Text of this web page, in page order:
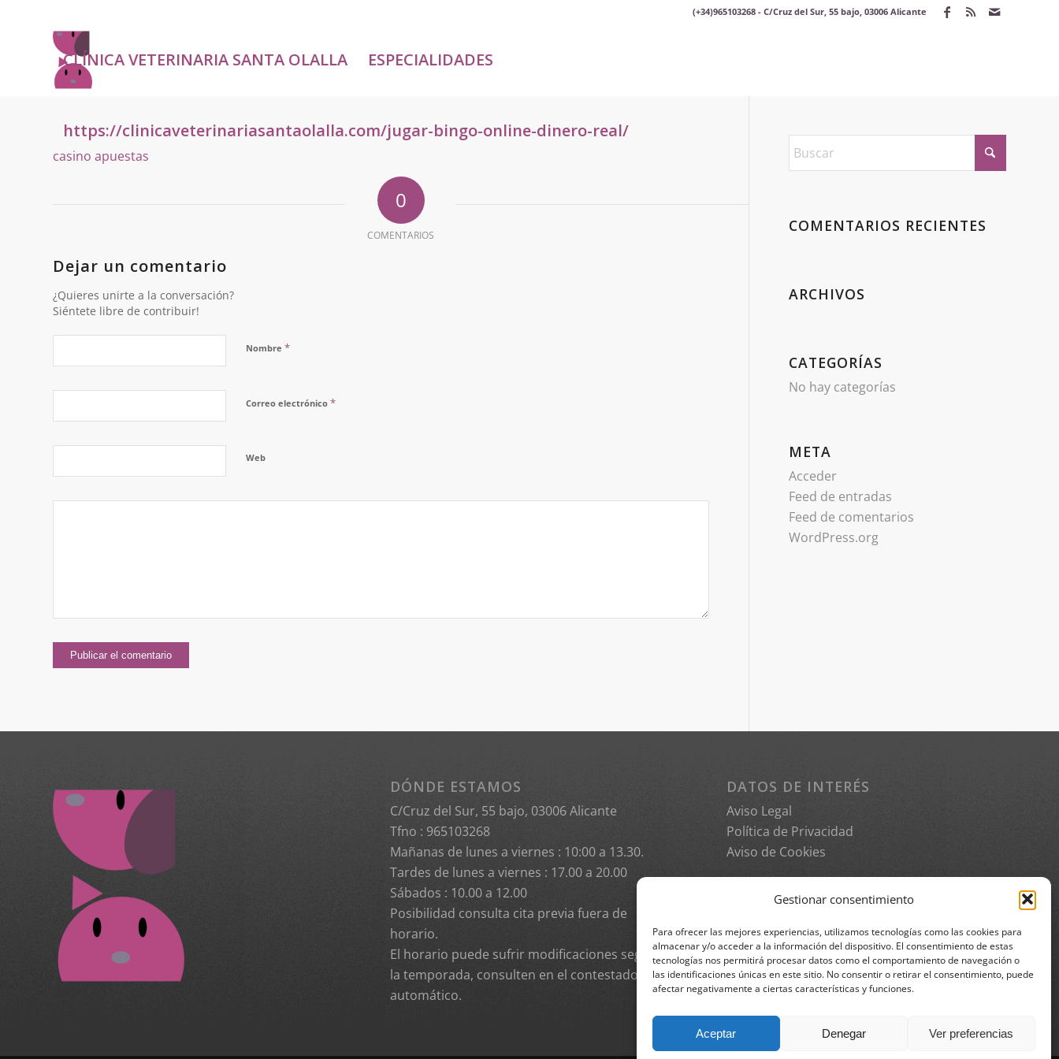
Gestionar consentimiento
Para ofrecer las mejores experiencias, utilizamos tecnologías como las cookies para
almacenar y/o acceder a la información del dispositivo. El consentimiento de estas
tecnologías nos permitirá procesar datos como el comportamiento de navegación o
las identificaciones únicas en este sitio. No consentir o retirar el consentimiento, puede
afectar negativamente a ciertas características y funciones.
Aceptar Denegar Ver preferencias
(+34)965103268 - C/Cruz del Sur, 55 bajo, 03006 Alicante
CLÍNICA VETERINARIA SANTA OLALLA ESPECIALIDADES
https://clinicaveterinariasantaolalla.com/jugar-bingo-online-dinero-real/
casino apuestas
0
COMENTARIOS
Dejar un comentario
¿Quieres unirte a la conversación?
Siéntete libre de contribuir!
Nombre *
Correo electrónico *
Web
COMENTARIOS RECIENTES
ARCHIVOS
CATEGORÍAS
No hay categorías
META
Acceder
Feed de entradas
Feed de comentarios
WordPress.org
DÓNDE ESTAMOS
C/Cruz del Sur, 55 bajo, 03006 Alicante
Tfno : 965103268
Mañanas de lunes a viernes : 10:00 a 13.30.
Tardes de lunes a viernes : 17.00 a 20.00
Sábados : 10.00 a 12.00
Posibilidad consulta cita previa fuera de
horario.
El horario puede sufrir modificaciones según
la temporada, consulten en el contestador
automático.
DATOS DE INTERÉS
Aviso Legal
Política de Privacidad
Aviso de Cookies